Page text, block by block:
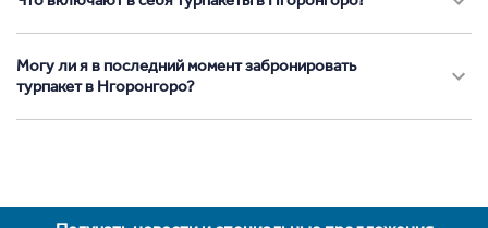
Могу ли я в последний момент забронировать
турпакет в Нгоронгоро?